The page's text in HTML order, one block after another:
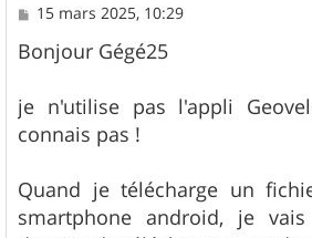
M
s
s
g
e
15 mars 2025, 10:29
Bonjour Gégé25
je n'utilise pas l'appli
connais pas !
Quand je télécharge un
smartphone android, je